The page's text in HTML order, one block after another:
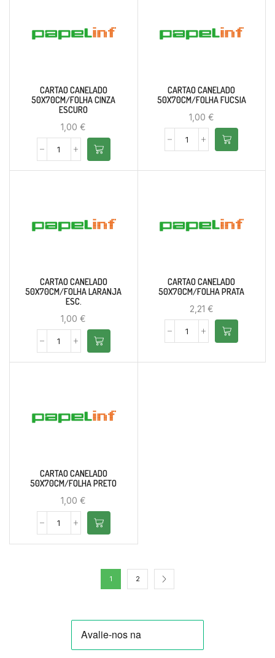
CARTAO CANELADO
50X70CM/FOLHA CINZA
ESCURO
1,00€
CARTAO CANELADO
50X70CM/FOLHA FUCSIA
1,00 €
CARTAO CANELADO
50X70CM/FOLHA LARANJA
ESC.
1,00€
CARTAO CANELADO
50X70CM/FOLHA PRATA
2,21 €
CARTAO CANELADO
50X70CM/FOLHA PRETO
1,00€
1 2